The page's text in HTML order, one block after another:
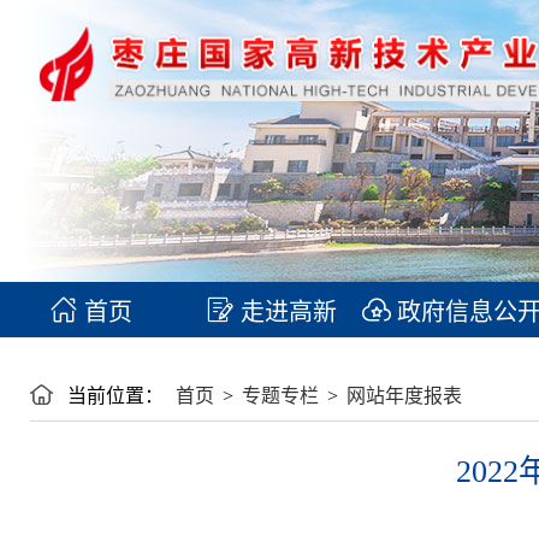
首页 走进高新 政府信息公
当前位置： 首页 > 专题专栏 > 网站年度报表
2022